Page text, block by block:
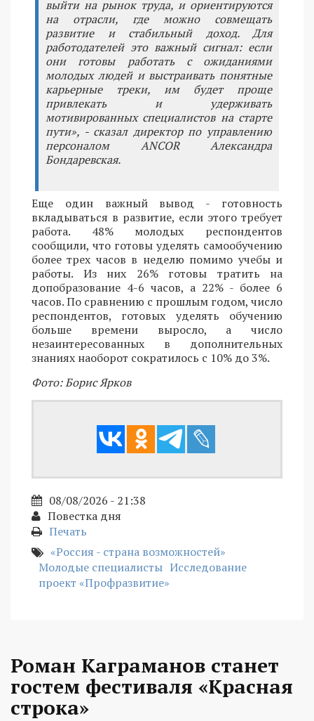
выйти на рынок труда, и ориентируются
на отрасли, где можно совмещать
развитие и стабильный доход. Для
работодателей это важный сигнал: если
они готовы работать с ожиданиями
молодых людей и выстраивать понятные
карьерные треки, им будет проще
привлекать и удерживать
мотивированных специалистов на старте
пути», - сказал директор по управлению
персоналом ANCOR Александра
Бондаревская.
Еще один важный вывод - готовность
вкладываться в развитие, если этого требует
работа. 48% молодых респондентов
сообщили, что готовы уделять самообучению
более трех часов в неделю помимо учебы и
работы. Из них 26% готовы тратить на
допобразование 4-6 часов, а 22% - более 6
часов. По сравнению с прошлым годом, число
респондентов, готовых уделять обучению
больше времени выросло, а число
незаинтересованных в дополнительных
знаниях наоборот сократилось с 10% до 3%.
Фото: Борис Ярков
08/08/2026 - 21:38
Повестка дня
Печать
«Россия - страна возможностей»
Молодые специалисты Исследование
проект «Профразвитие»
Роман Каграманов станет
гостем фестиваля «Красная
строка»